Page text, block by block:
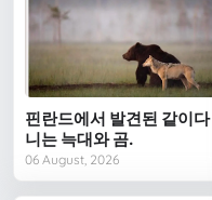
핀란드에서 발견된 같이다
니는 늑대와 곰.
06 August, 2026